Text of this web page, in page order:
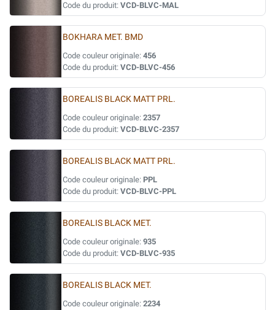
Code du produit: VCD-BLVC-MAL
BOKHARA MET. BMD
Code couleur originale: 456
Code du produit: VCD-BLVC-456
BOREALIS BLACK MATT PRL.
Code couleur originale: 2357
Code du produit: VCD-BLVC-2357
BOREALIS BLACK MATT PRL.
Code couleur originale: PPL
Code du produit: VCD-BLVC-PPL
BOREALIS BLACK MET.
Code couleur originale: 935
Code du produit: VCD-BLVC-935
BOREALIS BLACK MET.
Code couleur originale: 2234